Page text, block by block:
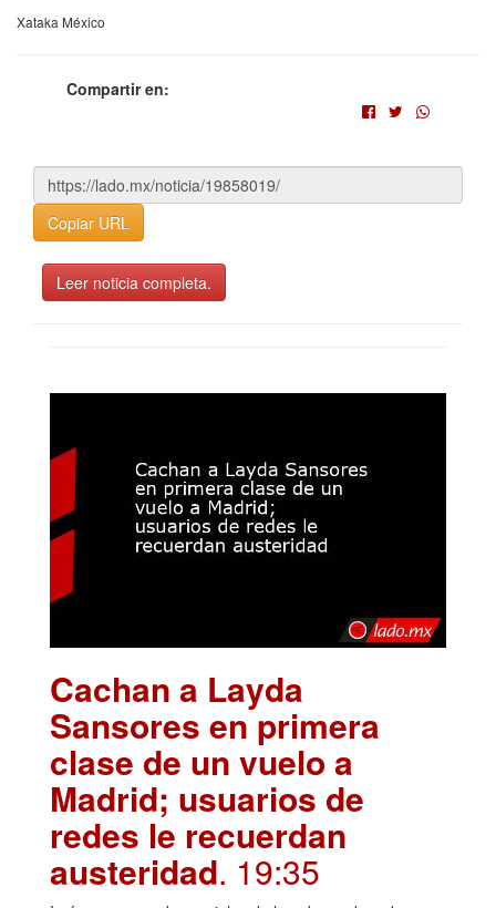
Xataka México
Compartir en:
Copiar URL
Leer noticia completa.
Cachan a Layda
Sansores en primera
clase de un vuelo a
Madrid; usuarios de
redes le recuerdan
austeridad. 19:35